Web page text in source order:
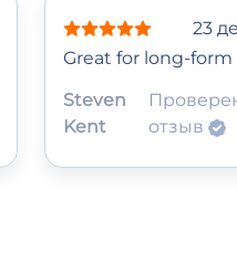
23
Great for long-form
Steven
Kent
отзыв